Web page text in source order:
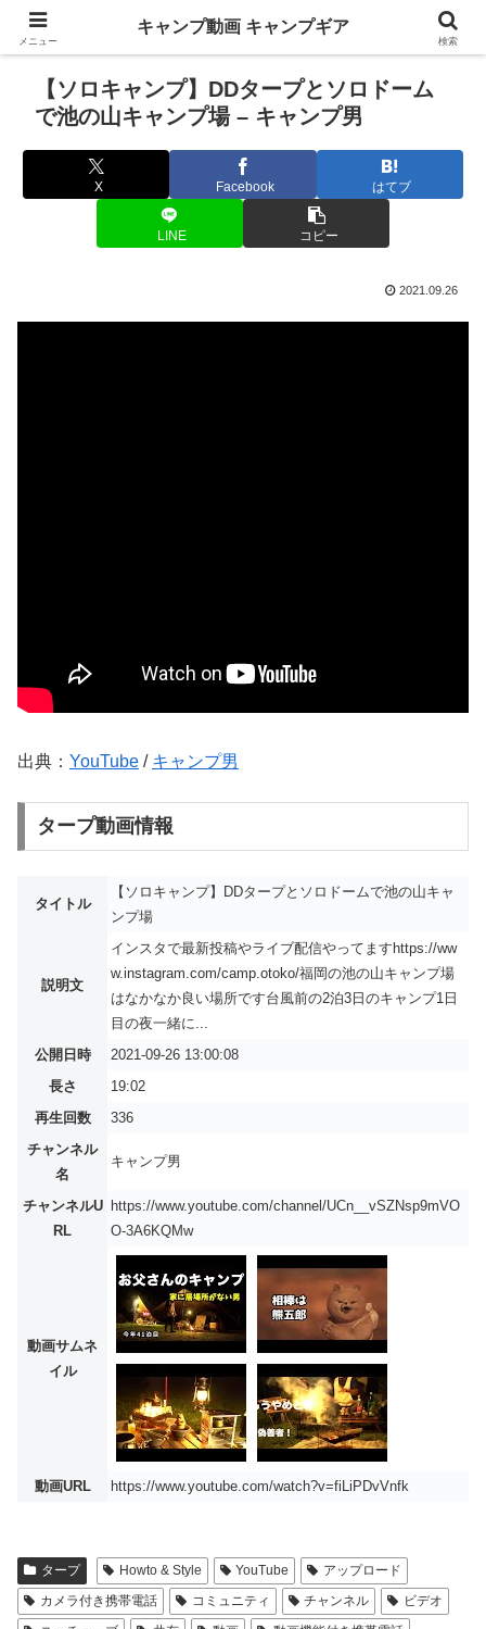
【ソロキャンプ】DDタープとソロドーム
で池の山キャンプ場 – キャンプ男
X Facebook はてブ
LINE コピー
2021.09.26
出典： YouTube / キャンプ男
タープ動画情報
タイトル
【ソロキャンプ】DDタープとソロドームで池の山キャ
ンプ場
説明文
インスタで最新投稿やライブ配信やってますhttps://ww
w.instagram.com/camp.otoko/福岡の池の山キャンプ場
はなかなか良い場所です台風前の2泊3日のキャンプ1日
目の夜一緒に...
公開日時
2021-09-26 13:00:08
長さ
19:02
再生回数
336
チャンネル
名
キャンプ男
チャンネルU
RL
https://www.youtube.com/channel/UCn__vSZNsp9mVO
O-3A6KQMw
動画サムネ
イル
動画URL https://www.youtube.com/watch?v=fiLiPDvVnfk
タープ Howto & Style YouTube
アップロード
カメラ付き携帯電話
コミュニティ チャンネル
ビデオ
メニュー
キャンプ動画 キャンプギア
検索